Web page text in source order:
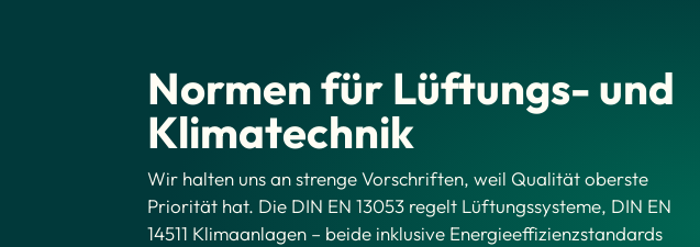
Normen für Lüftungs- und
Klimatechnik
Wir halten uns an strenge Vorschriften, weil Qualität oberste
Priorität hat. Die DIN EN 13053 regelt Lüftungssysteme, DIN EN
14511 Klimaanlagen – beide inklusive Energieeffizienzstandards